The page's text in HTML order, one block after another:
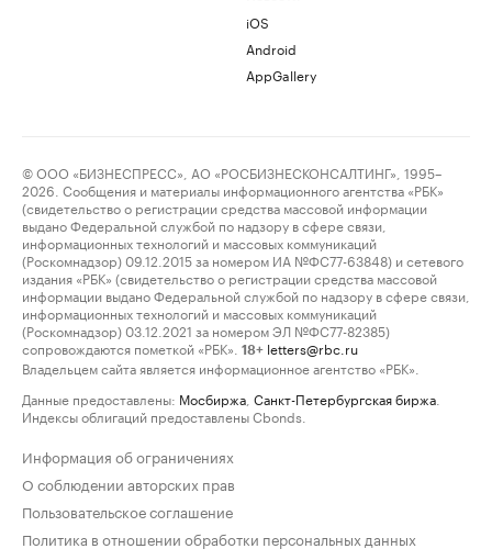
iOS
Android
AppGallery
© ООО «БИЗНЕСПРЕСС», АО «РОСБИЗНЕСКОНСАЛТИНГ», 1995–
2026. Сообщения и материалы информационного агентства «РБК»
(свидетельство о регистрации средства массовой информации
выдано Федеральной службой по надзору в сфере связи,
информационных технологий и массовых коммуникаций
(Роскомнадзор) 09.12.2015 за номером ИА №ФС77-63848) и сетевого
издания «РБК» (свидетельство о регистрации средства массовой
информации выдано Федеральной службой по надзору в сфере связи,
информационных технологий и массовых коммуникаций
(Роскомнадзор) 03.12.2021 за номером ЭЛ №ФС77-82385)
сопровождаются пометкой «РБК».
18+ letters@rbc.ru
Владельцем сайта является информационное агентство «РБК».
Данные предоставлены: Мосбиржа Санкт-Петербургская биржа
Индексы облигаций предоставлены Cbonds.
Информация об ограничениях
О соблюдении авторских прав
Пользовательское соглашение
Политика в отношении обработки персональных данных